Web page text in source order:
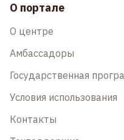
О портале
О центре
Амбассадоры
Государственная
Условия использования
Контакты